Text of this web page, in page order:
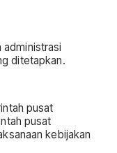
administrasi
ditetapkan.
pusat
pusat
kebijakan